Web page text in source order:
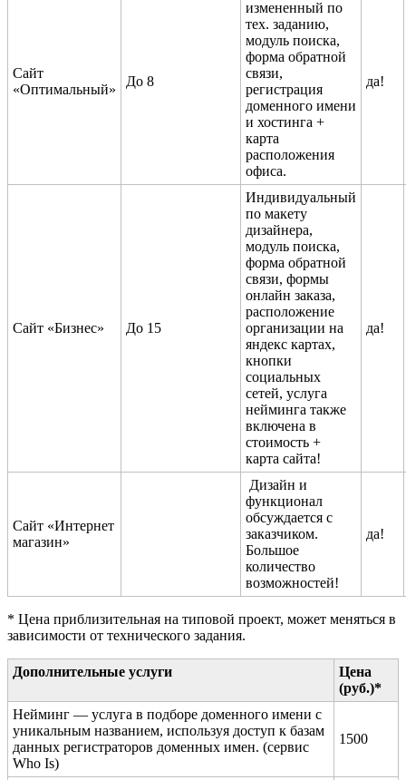
Сайт
«Оптимальный»
До 8
измененный по
тех. заданию,
модуль поиска,
форма обратной
связи,
регистрация
доменного имени
и хостинга +
карта
расположения
офиса.
да!
Сайт «Бизнес» До 15
Индивидуальный
по макету
дизайнера,
модуль поиска,
форма обратной
связи, формы
онлайн заказа,
расположение
организации на
яндекс картах,
кнопки
социальных
сетей, услуга
нейминга также
включена в
стоимость +
карта сайта!
да!
Сайт «Интернет
магазин»
Дизайн и
функционал
обсуждается с
заказчиком.
Большое
количество
возможностей!
да!
* Цена приблизительная на типовой проект, может меняться в
зависимости от технического задания.
Дополнительные услуги
Цена
(руб.)*
Нейминг — услуга в подборе доменного имени с
уникальным названием, используя доступ к базам
данных регистраторов доменных имен. (сервис
Who Is)
1500